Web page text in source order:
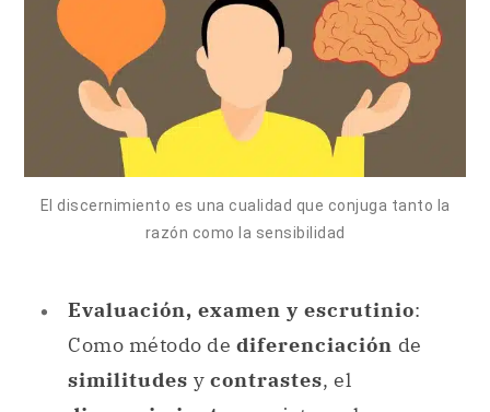
El discernimiento es una cualidad que conjuga tanto la
razón como la sensibilidad
Evaluación, examen y escrutinio:
Como método de diferenciación de
similitudes y contrastes, el